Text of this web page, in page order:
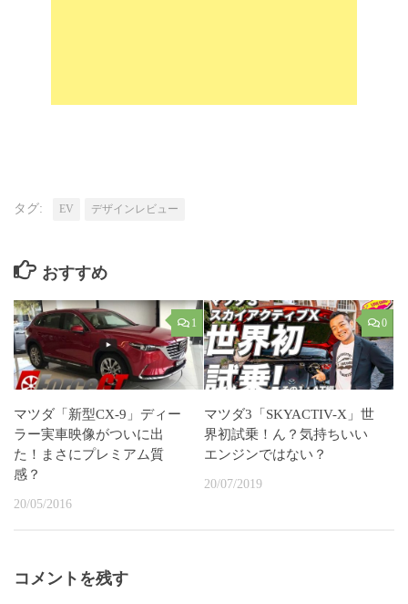
タグ: EV デザインレビュー
おすすめ
1
マツダ「新型CX-9」ディー
ラー実車映像がついに出
た！まさにプレミアム質
感？
20/05/2016
0
マツダ3「SKYACTIV-X」世
界初試乗！ん？気持ちいい
エンジンではない？
20/07/2019
コメントを残す